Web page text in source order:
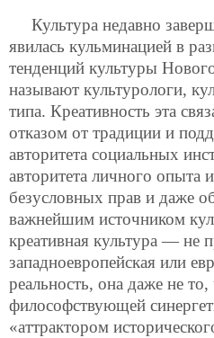
Культура недавно
явилась кульминацией в
тенденций культуры
называют культурологи,
типа. Креативность эта
отказом от традиции и
авторитета социальных
авторитета личного опыта
безусловных прав и даже
важнейшим источником
креативная культура — не
западноевропейская или
реальность, она даже не
философствующей
«аттрактором